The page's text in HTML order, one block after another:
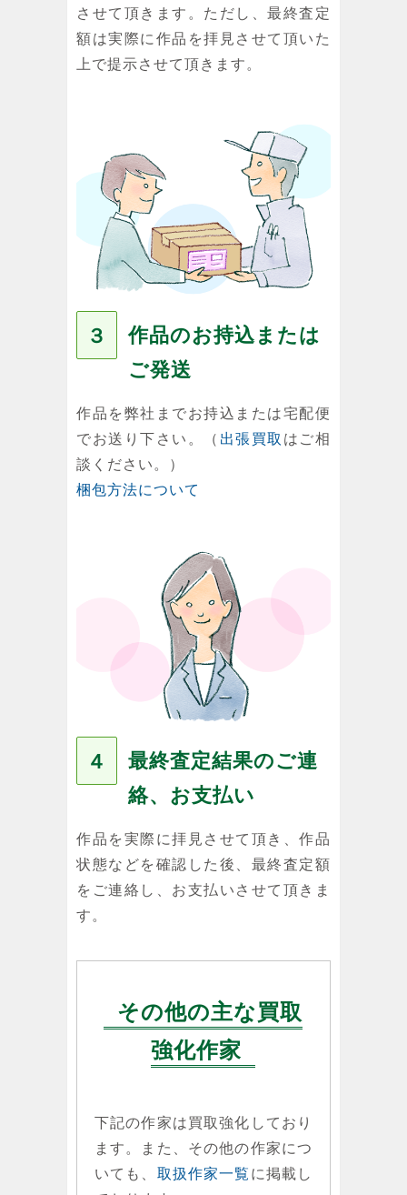
させて頂きます。ただし、最終査定
額は実際に作品を拝見させて頂いた
上で提示させて頂きます。
３
作品のお持込または
ご発送
作品を弊社までお持込または宅配便
でお送り下さい。（ 出張買取 はご相
談ください。）
梱包方法について
４
最終査定結果のご連
絡、お支払い
作品を実際に拝見させて頂き、作品
状態などを確認した後、最終査定額
をご連絡し、お支払いさせて頂きま
す。
その他の主な買取
強化作家
下記の作家は買取強化しており
ます。また、その他の作家につ
いても、 取扱作家一覧 に掲載し